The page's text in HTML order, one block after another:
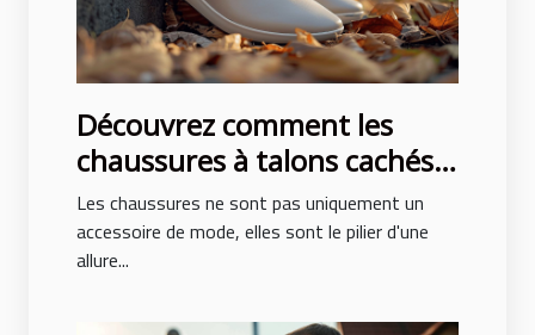
Découvrez comment les
chaussures à talons cachés
peuvent transformer votre
posture et style
Les chaussures ne sont pas uniquement un
accessoire de mode, elles sont le pilier d'une
allure...